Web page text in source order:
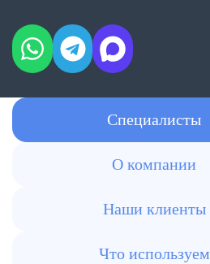
Специалисты
О компании
Наши клиенты
Что используем